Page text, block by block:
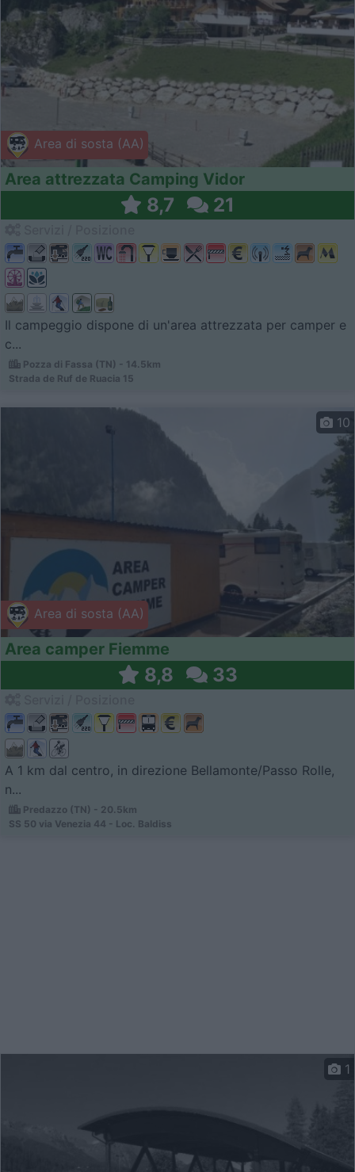
Area di sosta (AA)
Area attrezzata Camping Vidor
8,7 21
Il campeggio dispone di un'area attrezzata per camper e
c...
Pozza di Fassa (TN) - 14.5km
Strada de Ruf de Ruacia 15
Area di sosta (AA)
10
Area camper Fiemme
8,8 33
A 1 km dal centro, in direzione Bellamonte/Passo Rolle,
n...
Predazzo (TN) - 20.5km
SS 50 via Venezia 44 - Loc. Baldiss
1